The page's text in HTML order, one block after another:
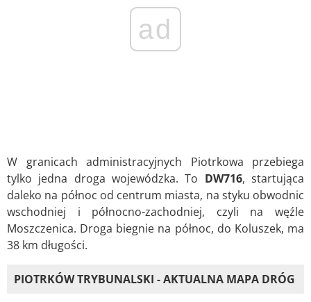
ad
W granicach administracyjnych Piotrkowa przebiega
tylko jedna droga wojewódzka. To DW716, startująca
daleko na północ od centrum miasta, na styku obwodnic
wschodniej i północno-zachodniej, czyli na węźle
Moszczenica. Droga biegnie na północ, do Koluszek, ma
38 km długości.
PIOTRKÓW TRYBUNALSKI - AKTUALNA MAPA DRÓG